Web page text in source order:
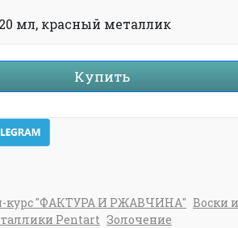
мл, красный металлик
Купить
курс "ФАКТУРА И РЖАВЧИНА" Воски и
Pentart Золочение